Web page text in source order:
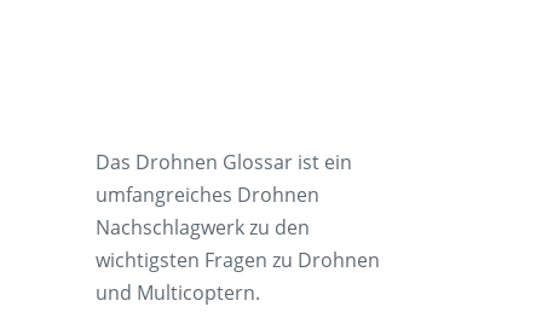
Das Drohnen Glossar ist ein
umfangreiches Drohnen
Nachschlagwerk zu den
wichtigsten Fragen zu Drohnen
und Multicoptern.